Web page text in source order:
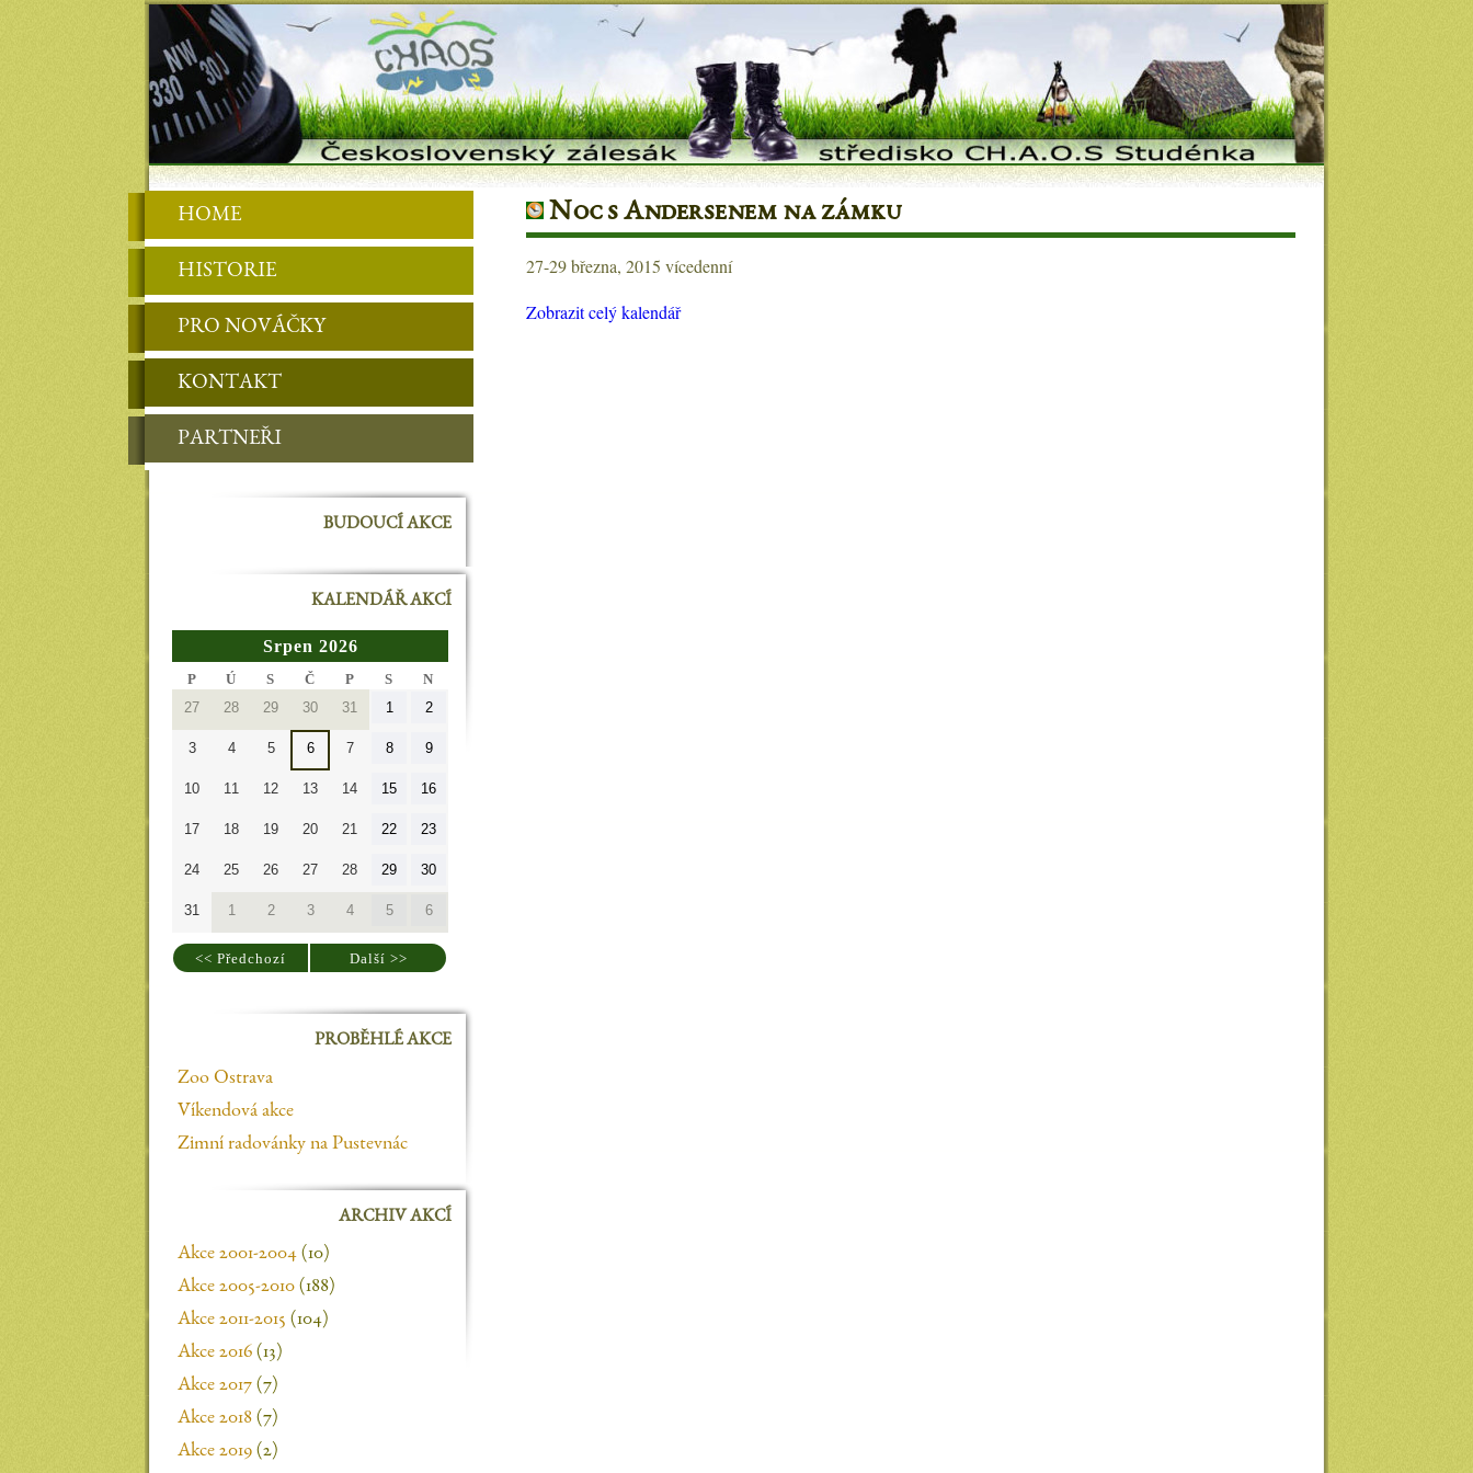
Noc s Andersenem na zámku
Noc
27-29 března, 2015 vícedenní
Zobrazit celý kalendář
HOME
HISTORIE
PRO NOVÁČKY
KONTAKT
PARTNEŘI
BUDOUCÍ AKCE
KALENDÁŘ AKCÍ
Srpen 2026
PPONDĚLÍ
Ú ÚTERÝ
S STŘEDA
Č ČTVRTEK
PPÁTEK
S SOBOTA
N
27 27.7.2026
28 28.7.2026
29 29.7.2026
30 30.7.2026
31 31.7.2026
1 1.8.2026
2
3 3.8.2026
4 4.8.2026
5 5.8.2026
6 6.8.2026
7 7.8.2026
8 8.8.2026
9
10 10.8.2026
11 11.8.2026
12 12.8.2026
13 13.8.2026
14 14.8.2026
15 15.8.2026
16
17 17.8.2026
18 18.8.2026
19 19.8.2026
20 20.8.2026
21 21.8.2026
22 22.8.2026
23
24 24.8.2026
25 25.8.2026
26 26.8.2026
27 27.8.2026
28 28.8.2026
29 29.8.2026
30
31 31.8.2026
1 1.9.2026
2 2.9.2026
3 3.9.2026
4 4.9.2026
5 5.9.2026
6
<< Předchozí Další >>
PROBĚHLÉ AKCE
Zoo Ostrava
Víkendová akce
Zimní radovánky na Pustevnác
ARCHIV AKCÍ
Akce 2001-2004 (10)
Akce 2005-2010 (188)
Akce 2011-2015 (104)
Akce 2016 (13)
Akce 2017 (7)
Akce 2018 (7)
Akce 2019 (2)